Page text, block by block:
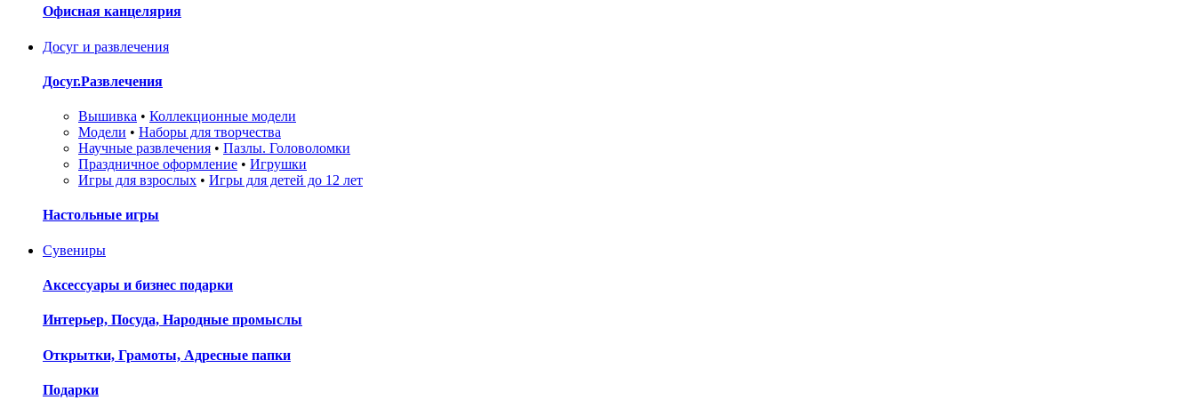
Офисная канцелярия
Досуг и развлечения
Досуг.Развлечения
Вышивка • Коллекционные модели
Модели • Наборы для творчества
Научные развлечения • Пазлы. Головоломки
Праздничное оформление • Игрушки
Игры для взрослых • Игры для детей до 12 лет
Настольные игры
Сувениры
Аксессуары и бизнес подарки
Интерьер, Посуда, Народные промыслы
Открытки, Грамоты, Адресные папки
Подарки